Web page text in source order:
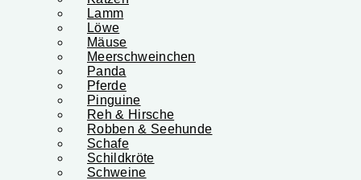
Lamm
Löwe
Mäuse
Meerschweinchen
Panda
Pferde
Pinguine
Reh & Hirsche
Robben & Seehunde
Schafe
Schildkröte
Schweine